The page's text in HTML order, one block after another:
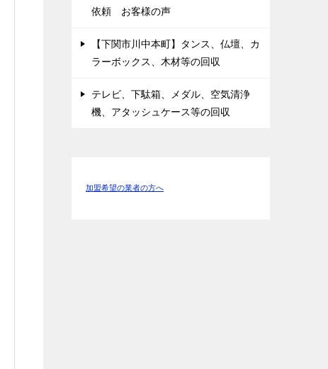
依頼 お客様の声
【下関市川中本町】タンス、仏壇、カ
ラーボックス、木材等の回収
テレビ、下駄箱、メダル、空気清浄
機、アタッシュケース等の回収
加盟希望の業者の方へ